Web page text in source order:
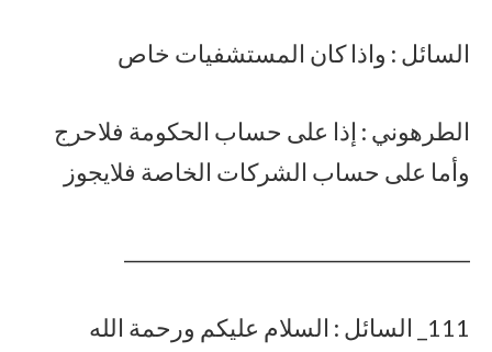
السائل : واذا كان المستشفيات خاص
الطرهوني : إذا على حساب الحكومة فلاحرج
وأما على حساب الشركات الخاصة فلايجوز
111_ السائل : السلام عليكم ورحمة الله